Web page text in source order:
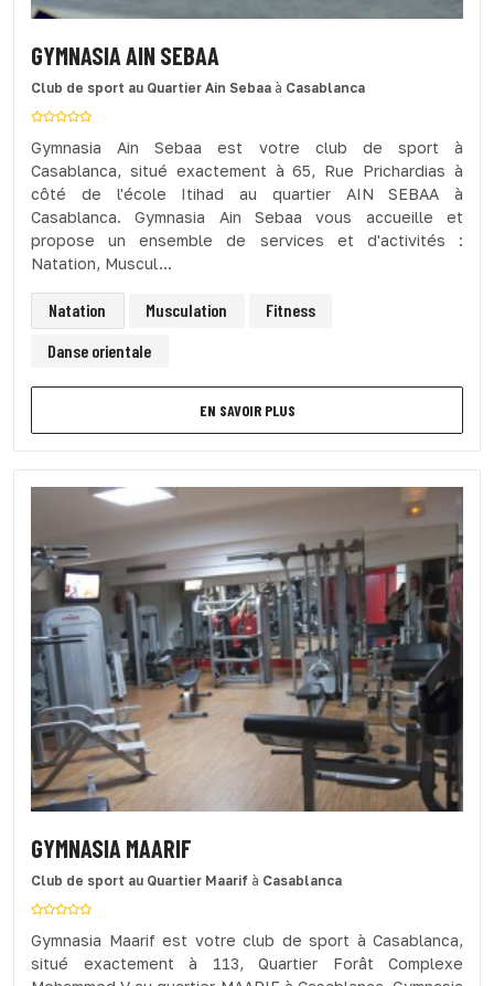
GYMNASIA AIN SEBAA
Club de sport au Quartier Ain Sebaa à Casablanca
Gymnasia Ain Sebaa est votre club de sport à
Casablanca, situé exactement à 65, Rue Prichardias à
côté de l'école Itihad au quartier AIN SEBAA à
Casablanca. Gymnasia Ain Sebaa vous accueille et
propose un ensemble de services et d'activités :
Natation, Muscul...
Natation Musculation
Fitness
Danse orientale
EN SAVOIR PLUS
GYMNASIA MAARIF
Club de sport au Quartier Maarif à Casablanca
Gymnasia Maarif est votre club de sport à Casablanca,
situé exactement à 113, Quartier Forât Complexe